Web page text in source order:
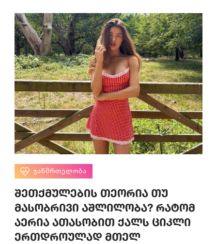
ᲯᲐᲜᲛᲠᲗᲔᲚᲝᲑᲐ
შეთქმულების თეორია თუ
მასობრივი აშლილობა? რატომ
აერია ათასობით ქალს ციკლი
ერთდროულად მთელ